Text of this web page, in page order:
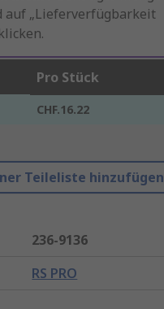
auf „Lieferverfügbarkeit
Pro Stück
CHF.16.22
Teileliste hinzufügen
236-9136
RS PRO